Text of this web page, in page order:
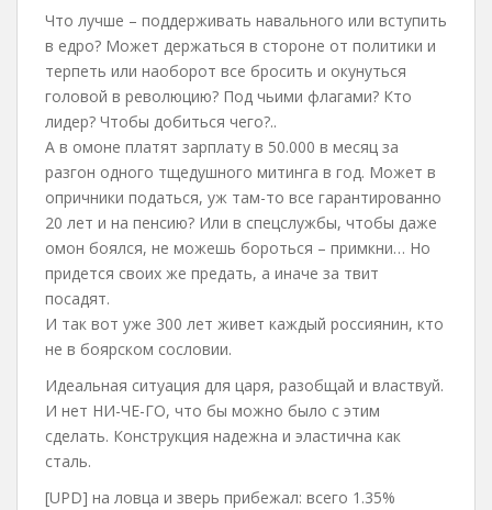
Что лучше – поддерживать навального или вступить
в едро? Может держаться в стороне от политики и
терпеть или наоборот все бросить и окунуться
головой в революцию? Под чьими флагами? Кто
лидер? Чтобы добиться чего?..
А в омоне платят зарплату в 50.000 в месяц за
разгон одного тщедушного митинга в год. Может в
опричники податься, уж там-то все гарантированно
20 лет и на пенсию? Или в спецслужбы, чтобы даже
омон боялся, не можешь бороться – примкни… Но
придется своих же предать, а иначе за твит
посадят.
И так вот уже 300 лет живет каждый россиянин, кто
не в боярском сословии.
Идеальная ситуация для царя, разобщай и властвуй.
И нет НИ-ЧЕ-ГО, что бы можно было с этим
сделать. Конструкция надежна и эластична как
сталь.
[UPD] на ловца и зверь прибежал: всего 1.35%